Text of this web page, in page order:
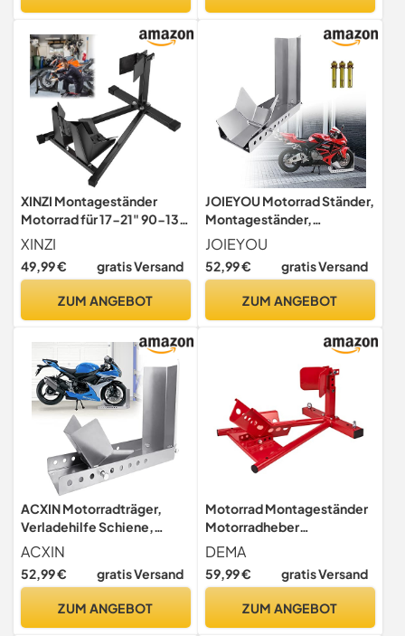
XINZI Montageständer
Motorrad für 17-21" 90-130
mm Reifen, Verstellbare
Motorradheber aus Stahl,
Motorradwippe Ständer mit
Montagehilfe für
XINZI
49,99 € gratis Versand
ZUM ANGEBOT
JOIEYOU Motorrad Ständer,
Montageständer,
Motorradwippe,
Motorradständer,
Montageständer für 8-24
JOIEYOU
52,99 € gratis Versand
ZUM ANGEBOT
ACXIN Motorradträger,
Verladehilfe Schiene,
Motorradwippe,
Vorderradklemme,
Verstärkter Stand, Mit 3
Sicherheitsfaktor (1 Stück)
ACXIN
52,99 € gratis Versand
ZUM ANGEBOT
Motorrad Montageständer
Motorradheber
Motorradständer Reparatur
Ständer DMS3 für 600 kg
DEMA
59,99 € gratis Versand
ZUM ANGEBOT